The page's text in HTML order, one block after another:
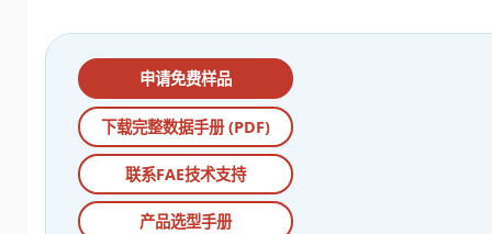
申请免费样品
下载完整数据手册 (PDF)
联系FAE技术支持
产品选型手册